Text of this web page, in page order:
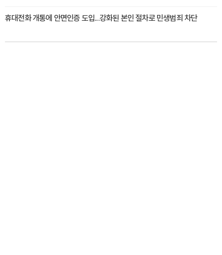
휴대전화 개통에 안면인증 도입...강화된 본인 절차로 민생범죄 차단